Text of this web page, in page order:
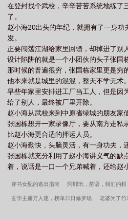
在登封找个武校，辛辛苦苦系统地练了
了。
赵小海20出头的年纪，就拥有了一身功
发。
正要闯荡江湖给家里回馈，却掉进了别
设计陷阱的就是一个小团伙的头子张国栋
那时候的普遍很穷，张国栋家里更是穷
他本来就是城里的混混，整天不学无术。
早些年家里安排进工厂当工人，但是因
给了别人，最终被厂里开除。
赵小海从武校来到中原省绿城的朋友家
张国栋想开一家录像厅，要从南方走私
比赵小海更合适的押运人员。
赵小海勤快，头脑灵活，有一身功夫，
张国栋就充分利用了赵小海讲义气的缺
着，说话是一口一个兄弟喊着，还给赵
穿书女配的逃出指南 阿耶玳，苗语，我们的根
玄学主播万人迷，榜单日日修罗场 老婆为了竹